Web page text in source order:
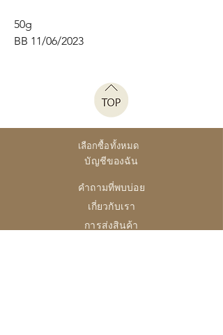
50g
BB 11/06/2023
เลือกซื้อทั้งหมด
บัญชีของฉัน
คำถามที่พบบ่อย
เกี่ยวกับเรา
การส่งสินค้า